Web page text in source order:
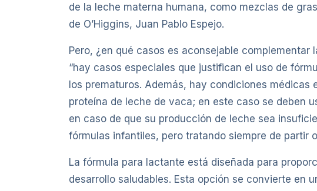
de la leche materna humana, como mezclas de
de O’Higgins, Juan Pablo Espejo.
Pero, ¿en qué casos es aconsejable
“hay casos especiales que justifican el uso de
los prematuros. Además, hay condiciones
proteína de leche de vaca; en este caso se deben
en caso de que su producción de leche sea
fórmulas infantiles, pero tratando siempre de partir
La fórmula para lactante está diseñada para
desarrollo saludables. Esta opción se convierte en